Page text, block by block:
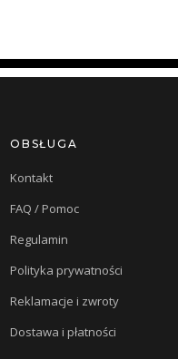
OBSŁUGA
Kontakt
FAQ / Pomoc
Regulamin
Polityka prywatności
Reklamacje i zwroty
Dostawa i płatności